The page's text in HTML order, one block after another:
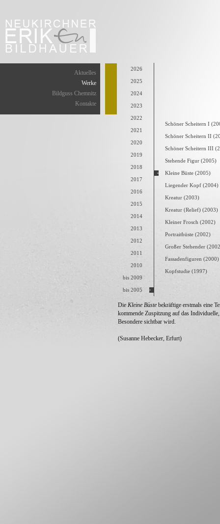
Aktuelles
Werke
Bildguss Chemnitz
Kontakte
2026
2025
2024
2023
2022
2021
2020
2019
2018
2017
2016
2015
2014
2013
2012
2011
2010
bis 2009
bis 2005
Schöner Scheitern I
Schöner Scheitern II
Schöner Scheitern III
Stehende Figur (2005)
Kleine Büste (2005)
Liegender Kopf (2004)
Kreatur (2003)
Kreatur (Relief) (2003)
Kleiner Frosch (2002)
Portraitbüste (2002)
Großer Stehender
Fassadenfiguren (2000)
Kopfstudie (1997)
Die Kleine Büste bekräftige erstmals eine
kommende Zuspitzung auf das
Besondere sichtbar wird.
(Susanne Hebecker, Erfurt)